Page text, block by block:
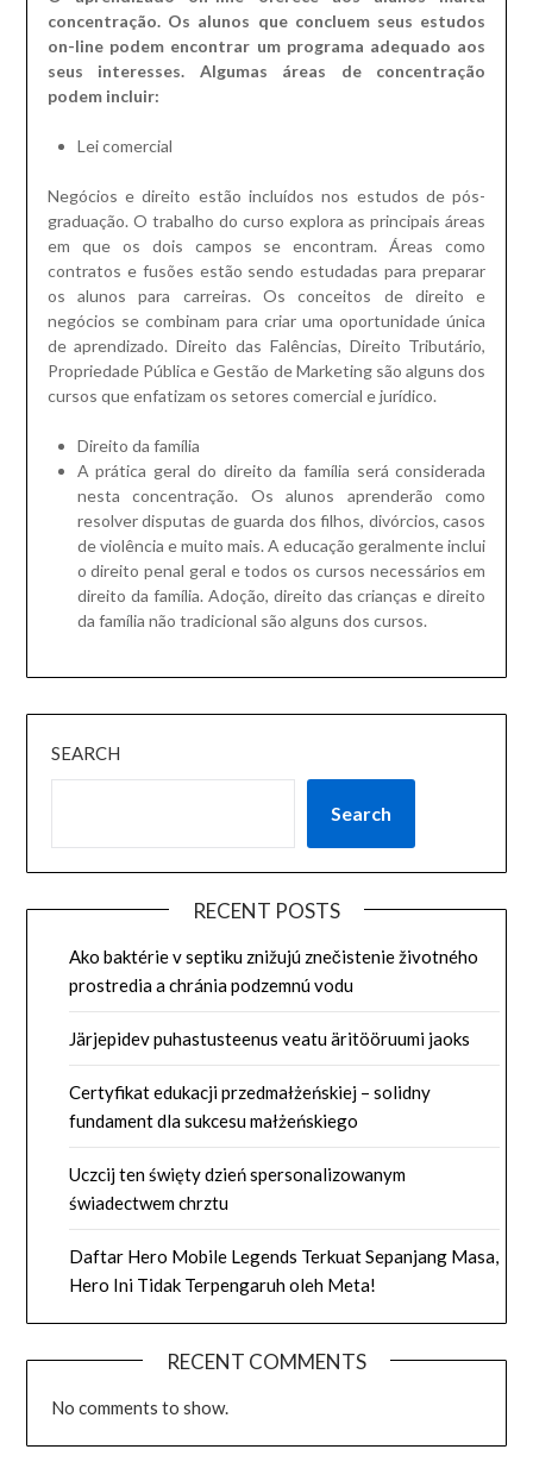
concentração. Os alunos que concluem seus estudos
on-line podem encontrar um programa adequado aos
seus interesses. Algumas áreas de concentração
podem incluir:
Lei comercial
Negócios e direito estão incluídos nos estudos de pós-
graduação. O trabalho do curso explora as principais áreas
em que os dois campos se encontram.Áreas como
contratos e fusões estão sendo estudadas para preparar
os alunos para carreiras. Os conceitos de direito e
negócios se combinam para criar uma oportunidade única
de aprendizado.Direito das Falências, Direito Tributário,
Propriedade Pública e Gestão de Marketing são alguns dos
cursos que enfatizam os setores comercial e jurídico.
Direito da família
A prática geral do direito da família será considerada
nesta concentração. Os alunos aprenderão como
resolver disputas de guarda dos filhos, divórcios, casos
de violência e muito mais.A educação geralmente inclui
o direito penal geral e todos os cursos necessários em
direito da família. Adoção, direito das crianças e direito
da família não tradicional são alguns dos cursos.
SEARCH
Search
RECENT POSTS
Ako baktérie v septiku znižujú znečistenie životného
prostredia a chránia podzemnú vodu
Järjepidev puhastusteenus veatu äritööruumi jaoks
Certyfikat edukacji przedmałżeńskiej – solidny
fundament dla sukcesu małżeńskiego
Uczcij ten święty dzień spersonalizowanym
świadectwem chrztu
Daftar Hero Mobile Legends Terkuat Sepanjang Masa,
Hero Ini Tidak Terpengaruh oleh Meta!
RECENT COMMENTS
No comments to show.